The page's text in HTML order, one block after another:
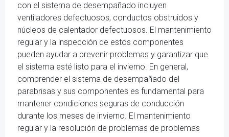
con el sistema de desempañado incluyen
ventiladores defectuosos, conductos obstruidos y
núcleos de calentador defectuosos. El mantenimiento
regular y la inspección de estos componentes
pueden ayudar a prevenir problemas y garantizar que
el sistema esté listo para el invierno. En general,
comprender el sistema de desempañado del
parabrisas y sus componentes es fundamental para
mantener condiciones seguras de conducción
durante los meses de invierno. El mantenimiento
regular y la resolución de problemas de problemas